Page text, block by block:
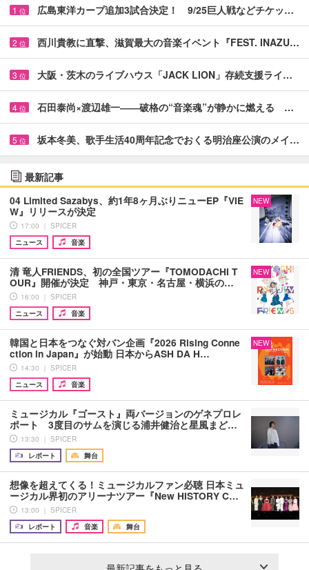
1 位 広島東洋カープ追加3試合決定！ 9/25巨人戦などチケッ…
2 位 西川貴教に直撃、滋賀最大の音楽イベント『FEST. INAZU…
3 位 大阪・茨木のライブハウス「JACK LION」存続支援ライ…
4 位 石田泰尚×渡辺雄一――破格の“音楽魂”が静かに燃える …
5 位 坂本冬美、歌手生活40周年記念でおくる明治座公演のメイ…
最新記事
04 Limited Sazabys、約1年8ヶ月ぶりニューEP『VIE
W』リリースが決定
17:00 ｜ SPICER
ニュース
音楽
NEW
清 竜人FRIENDS、初の全国ツアー『TOMODACHI T
OUR』開催が決定 神戸・東京・名古屋・横浜の…
16:00 ｜ SPICER
ニュース
音楽
NEW
韓国と日本をつなぐ対バン企画『2026 Rising Conne
ction in Japan』が始動 日本からASH DA H…
14:30 ｜ SPICER
ニュース
音楽
NEW
ミュージカル『ゴースト』両バージョンのゲネプロレ
ポート 3度目のサムを演じる浦井健治と星風まど…
13:30 ｜ SPICER
レポート
舞台
想像を超えてくる！ミュージカルファン必聴 日本ミュ
ージカル界初のアリーナツアー『New HISTORY C…
13:00 ｜ SPICER
レポート
音楽 舞台